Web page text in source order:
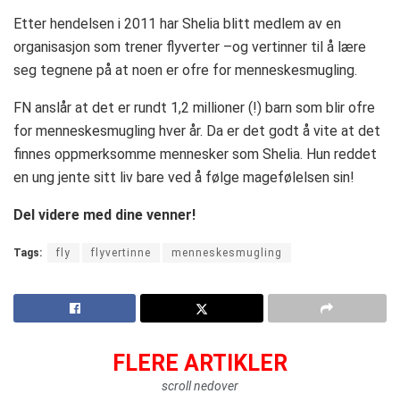
Etter hendelsen i 2011 har Shelia blitt medlem av en
organisasjon som trener flyverter –og vertinner til å lære
seg tegnene på at noen er ofre for menneskesmugling.
FN anslår at det er rundt 1,2 millioner (!) barn som blir ofre
for menneskesmugling hver år. Da er det godt å vite at det
finnes oppmerksomme mennesker som Shelia. Hun reddet
en ung jente sitt liv bare ved å følge magefølelsen sin!
Del videre med dine venner!
Tags: fly flyvertinne menneskesmugling
FLERE ARTIKLER
scroll nedover